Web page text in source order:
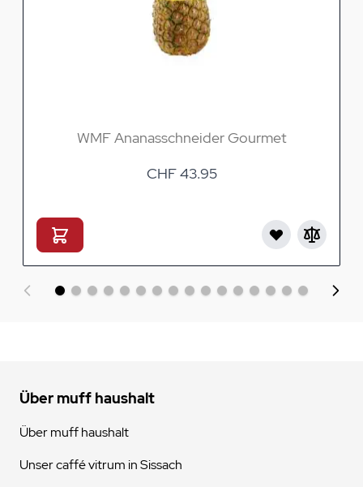
WMF Ananasschneider Gourmet
CHF 43.95
Über muff haushalt
Über muff haushalt
Unser caffé vitrum in Sissach